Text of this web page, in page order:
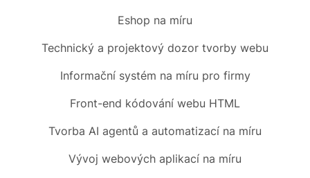
Eshop na míru
Technický a projektový dozor tvorby webu
Informační systém na míru pro firmy
Front-end kódování webu HTML
Tvorba AI agentů a automatizací na míru
Vývoj webových aplikací na míru